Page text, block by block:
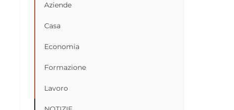
Aziende
Casa
Economia
Formazione
Lavoro